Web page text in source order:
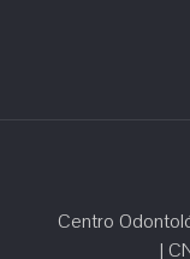
Centro
|